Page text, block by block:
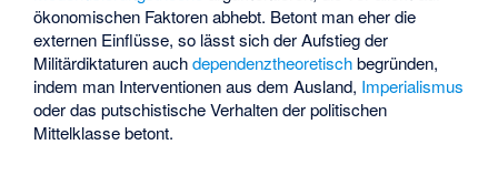
ökonomischen Faktoren abhebt. Betont man eher die
externen Einflüsse, so lässt sich der Aufstieg der
Militärdiktaturen auchdependenztheoretischbegründen,
indem man Interventionen aus dem Ausland, Imperialismus
oder das putschistische Verhalten der politischen
Mittelklasse betont.